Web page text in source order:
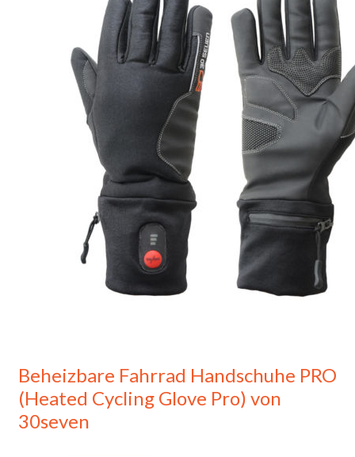
Beheizbare Fahrrad Handschuhe PRO
(Heated Cycling Glove Pro) von
30seven